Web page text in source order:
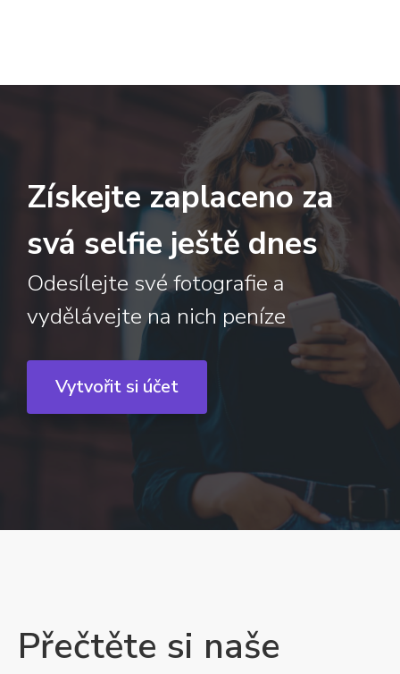
Získejte zaplaceno za
svá selfie ještě dnes
Odesílejte své fotografie a
vydělávejte na nich peníze
Vytvořit si účet
Přečtěte si naše